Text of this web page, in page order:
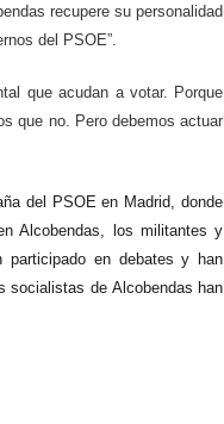
recupere su personalidad
del PSOE”.
que acudan a votar. Porque
que no.
Pero debemos actuar
del PSOE en Madrid, donde
Alcobendas, los militantes y
participado en debates y han
socialistas de Alcobendas han